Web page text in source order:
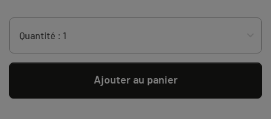
Ajouter au panier